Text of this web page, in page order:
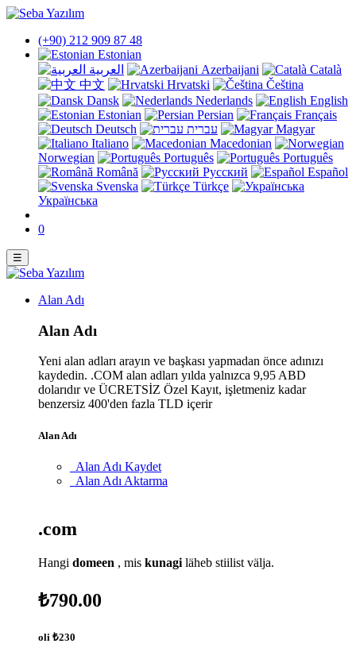
(+90) 212 909 87 48
Estonian
العربية
Azerbaijani
Català
中文
Hrvatski
Čeština
Dansk
Nederlands
English
Estonian
Persian
Français
Deutsch
עברית
Magyar
Italiano
Macedonian
Norwegian
Português
Português
Română
Русский
Español
Svenska
Türkçe
Українська
0
☰
Alan Adı
Alan Adı
Yeni alan adları arayın ve başkası yapmadan önce adınızı
kaydedin. .COM alan adları yılda yalnızca 9,95 ABD
dolarıdır ve ÜCRETSİZ Özel Kayıt, işletmeniz kadar
benzersiz 400'den fazla TLD içerir
Alan Adı
Alan Adı Kaydet
Alan Adı Aktarma
.com
Hangi domeen , mis kunagi läheb stiilist välja.
₺790.00
oli ₺230